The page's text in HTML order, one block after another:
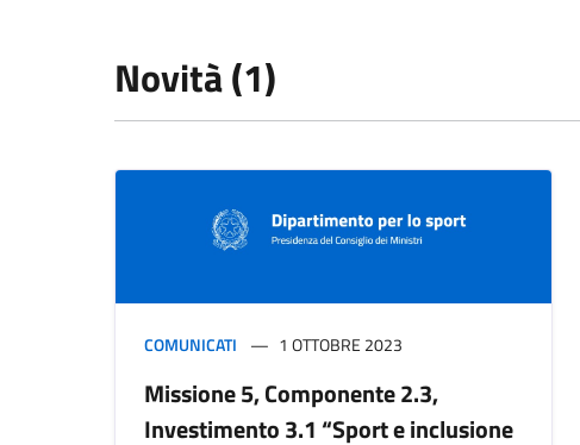
Novità (1)
COMUNICATI 1 OTTOBRE 2023
Missione 5, Componente 2.3,
Investimento 3.1 “Sport e inclusione